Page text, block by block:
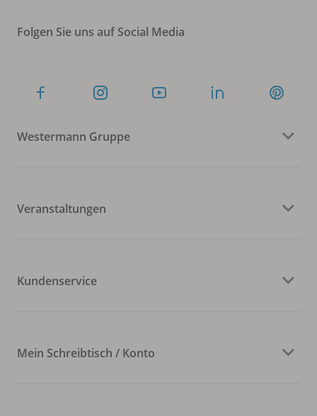
Folgen Sie uns auf Social Media
Westermann Gruppe
Veranstaltungen
Kundenservice
Mein Schreibtisch / Konto